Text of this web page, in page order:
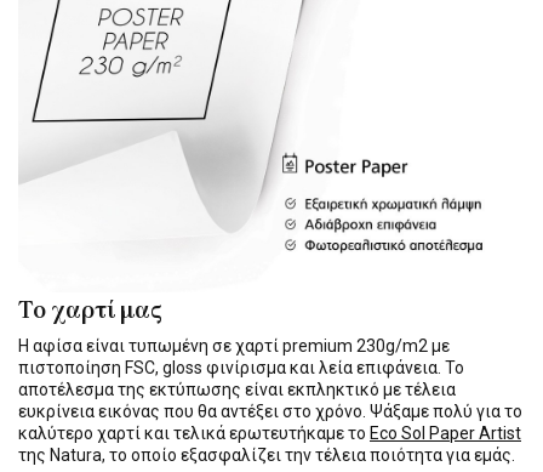
Το χαρτί μας
Η αφίσα είναι τυπωμένη σε χαρτί premium 230g/m2 με
πιστοποίηση FSC, gloss φινίρισμα και λεία επιφάνεια. Το
αποτέλεσμα της εκτύπωσης είναι εκπληκτικό με τέλεια
ευκρίνεια εικόνας που θα αντέξει στο χρόνο. Ψάξαμε πολύ για το
καλύτερο χαρτί και τελικά ερωτευτήκαμε το Eco Sol Paper Artist
της Natura, το οποίο εξασφαλίζει την τέλεια ποιότητα για εμάς.